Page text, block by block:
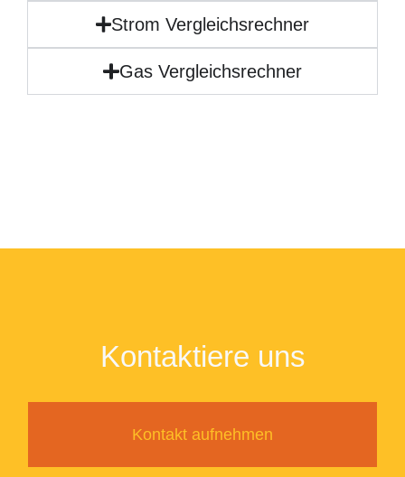
Strom Vergleichsrechner
Gas Vergleichsrechner
Kontaktiere uns
Kontakt aufnehmen